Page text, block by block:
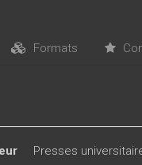
Formats
Presses